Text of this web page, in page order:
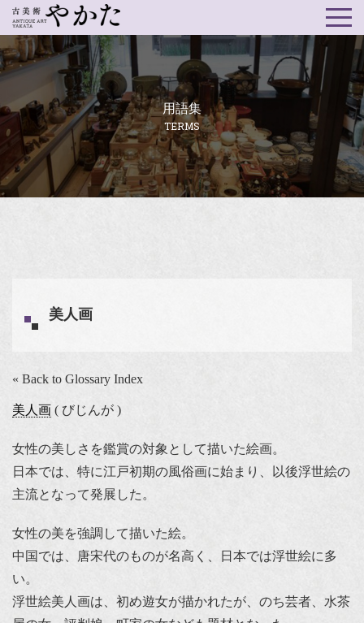
用語集
TERMS
美人画
« Back to Glossary Index
美人画 ( びじんが )
女性の美しさを鑑賞の対象として描いた絵画。
日本では、特に江戸初期の風俗画に始まり、以後浮世絵の
主流となって発展した。
女性の美を強調して描いた絵。
中国では、唐宋代のものが名高く、日本では浮世絵に多
い。
浮世絵美人画は、初め遊女が描かれたが、のち芸者、水茶